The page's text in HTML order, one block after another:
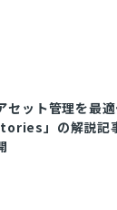
セット管理を最
」の解説記